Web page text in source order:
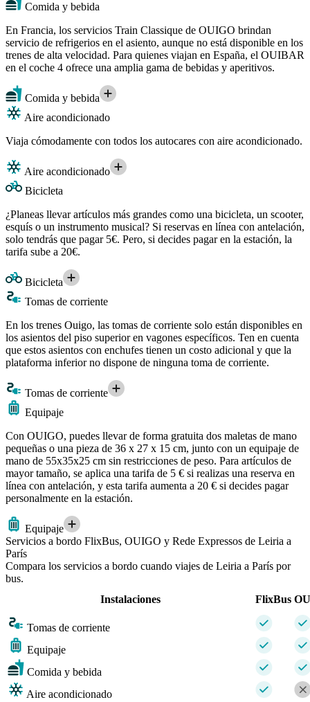
Comida y bebida
En Francia, los servicios Train Classique de OUIGO brindan
servicio de refrigerios en el asiento, aunque no está disponible en los
trenes de alta velocidad. Para quienes viajan en España, el OUIBAR
en el coche 4 ofrece una amplia gama de bebidas y aperitivos.
Comida y bebida
Aire acondicionado
Viaja cómodamente con todos los autocares con aire acondicionado.
Aire acondicionado
Bicicleta
¿Planeas llevar artículos más grandes como una bicicleta, un scooter,
esquís o un instrumento musical? Si reservas en línea con antelación,
solo tendrás que pagar 5€. Pero, si decides pagar en la estación, la
tarifa sube a 20€.
Bicicleta
Tomas de corriente
En los trenes Ouigo, las tomas de corriente solo están disponibles en
los asientos del piso superior en vagones específicos. Ten en cuenta
que estos asientos con enchufes tienen un costo adicional y que la
plataforma inferior no dispone de ninguna toma de corriente.
Tomas de corriente
Equipaje
Con OUIGO, puedes llevar de forma gratuita dos maletas de mano
pequeñas o una pieza de 36 x 27 x 15 cm, junto con un equipaje de
mano de 55x35x25 cm sin restricciones de peso. Para artículos de
mayor tamaño, se aplica una tarifa de 5 € si realizas una reserva en
línea con antelación, y esta tarifa aumenta a 20 € si decides pagar
personalmente en la estación.
Equipaje
Servicios a bordo FlixBus, OUIGO y Rede Expressos de Leiria a
París
Compara los servicios a bordo cuando viajes de Leiria a París por
bus.
Instalaciones
FlixBus
Tomas de corriente
Equipaje
Comida y bebida
Aire acondicionado